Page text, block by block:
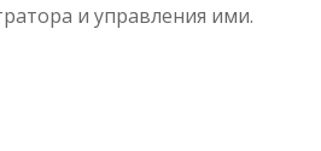
и управления ими.